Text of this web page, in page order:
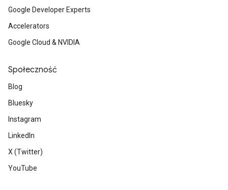
Google Developer Experts
Accelerators
Google Cloud & NVIDIA
Społeczność
Blog
Bluesky
Instagram
LinkedIn
X (Twitter)
YouTube